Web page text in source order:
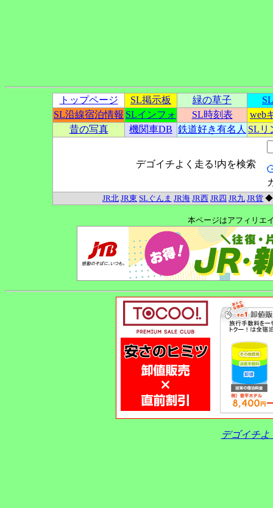
トップページ SL掲示板 緑の草子
SL沿線宿泊情報 SLインフォ SL時刻表
web
昔の写真
機関車DB 鉄道好き有名人 SLリ
デゴイチよく走る!内を検索
JR北 JR東 SLぐんま JR海 JR西 JR四 JR九 JR貨
本ページはアフィリエ
デゴイチよ